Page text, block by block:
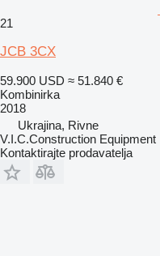
21
JCB 3CX
59.900 USD ≈ 51.840 €
Kombinirka
2018
Ukrajina, Rivne
V.I.C.Construction Equipment
Kontaktirajte prodavatelja